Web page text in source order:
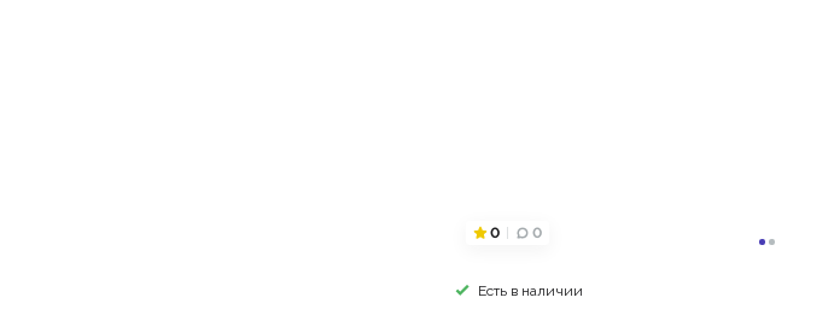
0 0
Есть в наличии